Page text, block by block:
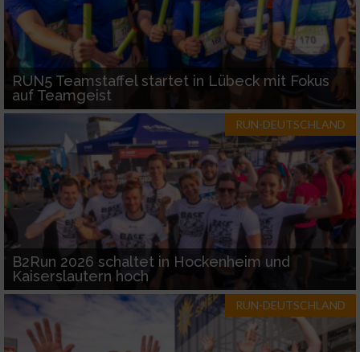
RUN5 Teamstaffel startet in Lübeck mit Fokus
auf Teamgeist
RUN-DEUTSCHLAND
B2Run 2026 schaltet in Hockenheim und
Kaiserslautern hoch
RUN-DEUTSCHLAND